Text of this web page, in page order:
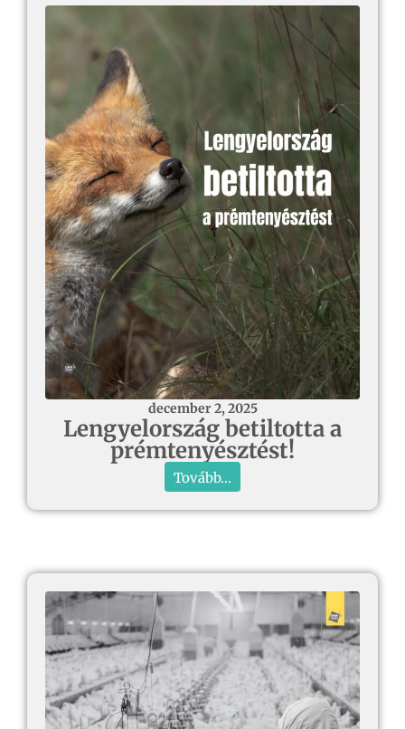
december 2, 2025
Lengyelország betiltotta a
prémtenyésztést!
Tovább...